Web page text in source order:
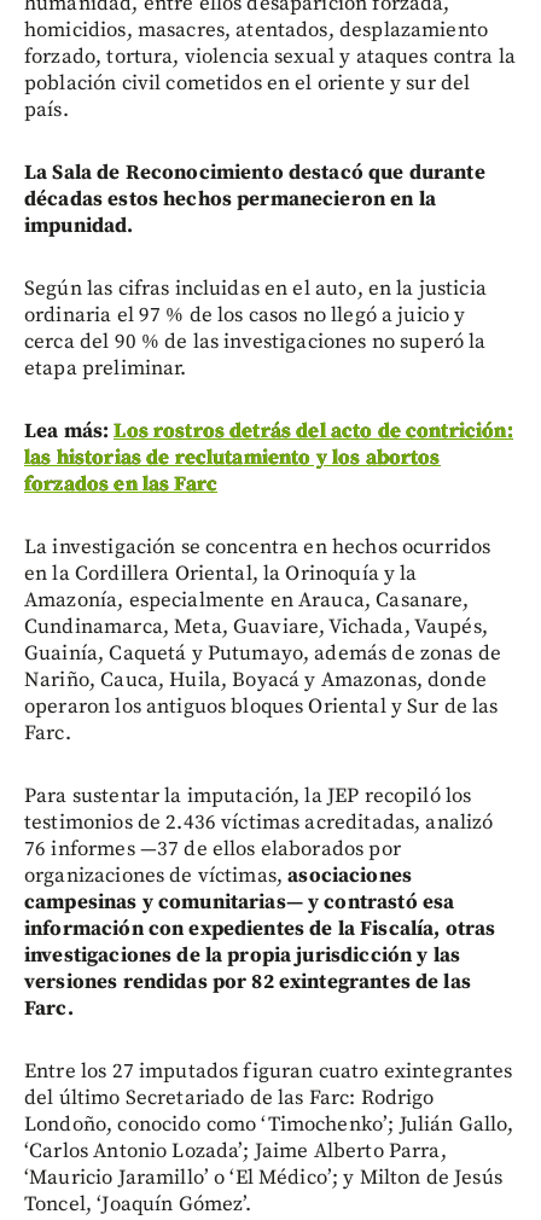
homicidios, masacres, atentados, desplazamiento
forzado, tortura, violencia sexual y ataques contra la
población civil cometidos en el oriente y sur del
país.
La Sala de Reconocimiento destacó que durante
décadas estos hechos permanecieron en la
impunidad.
Según las cifras incluidas en el auto, en la justicia
ordinaria el 97 % de los casos no llegó a juicio y
cerca del 90 % de las investigaciones no superó la
etapa preliminar.
Lea más:Los rostros detrás del acto de contrición:
las historias de reclutamiento y los abortos
forzados en las Farc
La investigación se concentra en hechos ocurridos
en la Cordillera Oriental, la Orinoquía y la
Amazonía, especialmente en Arauca, Casanare,
Cundinamarca, Meta, Guaviare, Vichada, Vaupés,
Guainía, Caquetá y Putumayo, además de zonas de
Nariño, Cauca, Huila, Boyacá y Amazonas, donde
operaron los antiguos bloques Oriental y Sur de las
Farc.
Para sustentar la imputación, la JEP recopiló los
testimonios de 2.436 víctimas acreditadas, analizó
76 informes —37 de ellos elaborados por
organizaciones de víctimas, asociaciones
campesinas y comunitarias— y contrastó esa
información con expedientes de la Fiscalía, otras
investigaciones de la propia jurisdicción y las
versiones rendidas por 82 exintegrantes de las
Farc.
Entre los 27 imputados figuran cuatro exintegrantes
del último Secretariado de las Farc: Rodrigo
Londoño, conocido como ‘Timochenko’; Julián Gallo,
‘Carlos Antonio Lozada’; Jaime Alberto Parra,
‘Mauricio Jaramillo’ o ‘El Médico’; y Milton de Jesús
Toncel, ‘Joaquín Gómez’.